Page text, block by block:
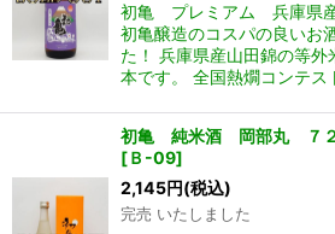
初亀 プレミアム 兵庫県
初亀醸造のコスパの良いお
た！ 兵庫県産山田錦の等
本です。 全国熱燗コンテ
初亀 純米酒 岡部丸 ７２
[Ｂ-09]
2,145円(税込)
完売 いたしました